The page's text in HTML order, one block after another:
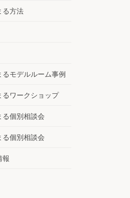
る方法
るモデルルーム事例
るワークショップ
る個別相談会
る個別相談会
報